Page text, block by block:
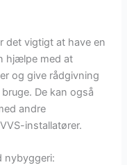
det vigtigt at have en
hjælpe med at
og give rådgivning
De kan også
andre
installatører.
nybyggeri: